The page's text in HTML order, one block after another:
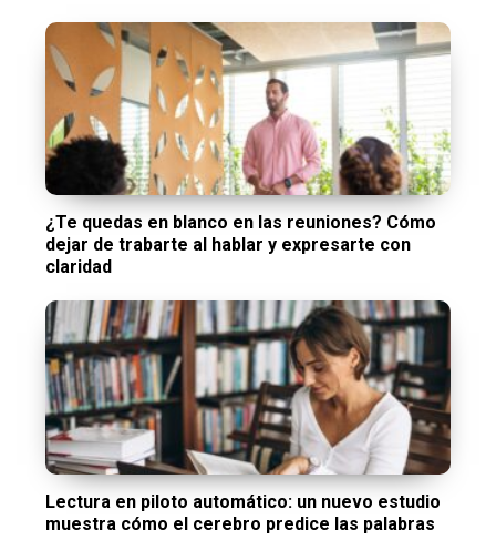
¿Te quedas en blanco en las reuniones? Cómo
dejar de trabarte al hablar y expresarte con
claridad
Lectura en piloto automático: un nuevo estudio
muestra cómo el cerebro predice las palabras